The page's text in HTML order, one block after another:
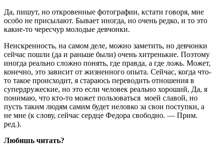
Да, пишут, но откровенные фотографии, кстати говоря, мне
особо не присылают. Бывает иногда, но очень редко, и то это
какие-то чересчур молодые девчонки.
Неискренность, на самом деле, можно заметить, но девчонки
сейчас пошли (да и раньше были) очень хитренькие. Поэтому
иногда реально сложно понять, где правда, а где ложь. Может,
конечно, это зависит от жизненного опыта. Сейчас, когда что-
то такое происходит, я стараюсь переводить отношения в
супердружеские, но это если человек реально хороший, Да, я
понимаю, что кто-то может пользоваться моей славой, но
пусть таким людям самим будет неловко за свои поступки, а
не мне (к слову, сейчас сердце Федора свободно. — Прим.
ред.).
Любишь читать?